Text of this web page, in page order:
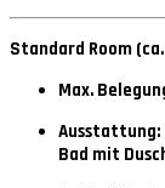
Standard Room (ca.
Max.
Bad mit